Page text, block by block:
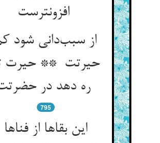
از سبب‌دانی شود
حیرتت ** حیرت
795
این بقاها از فناها